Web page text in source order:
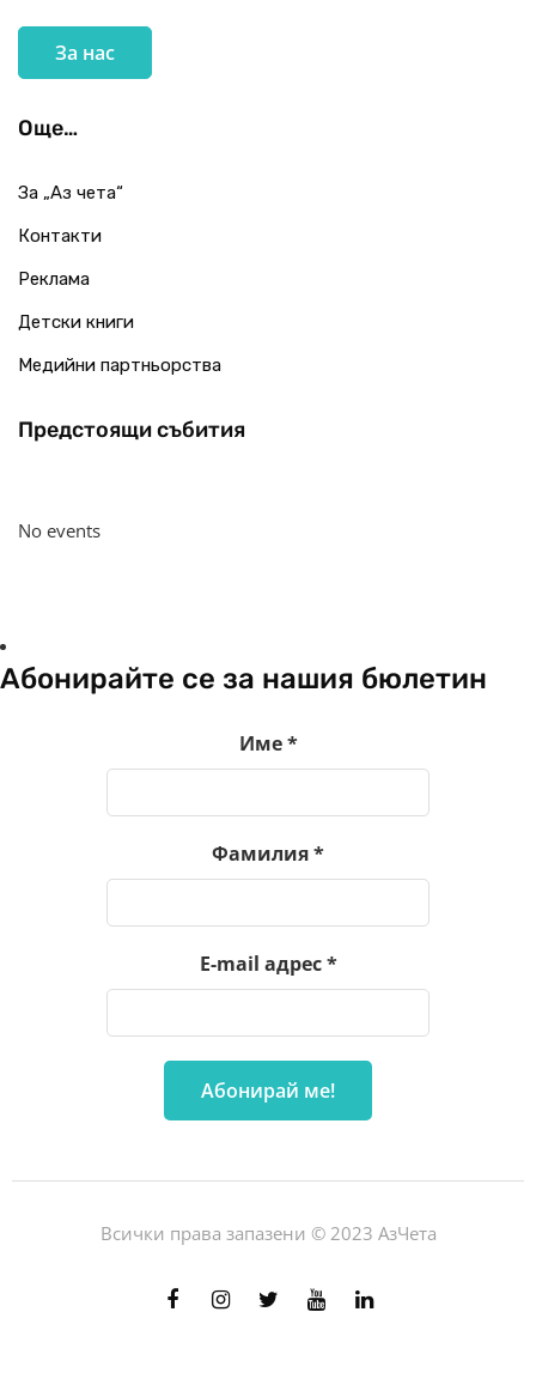
За нас
Още…
За „Аз чета“
Контакти
Реклама
Детски книги
Медийни партньорства
Предстоящи събития
No events
Абонирайте се за нашия бюлетин
Име*
Фамилия*
E-mail адрес*
Всички права запазени © 2023 АзЧета